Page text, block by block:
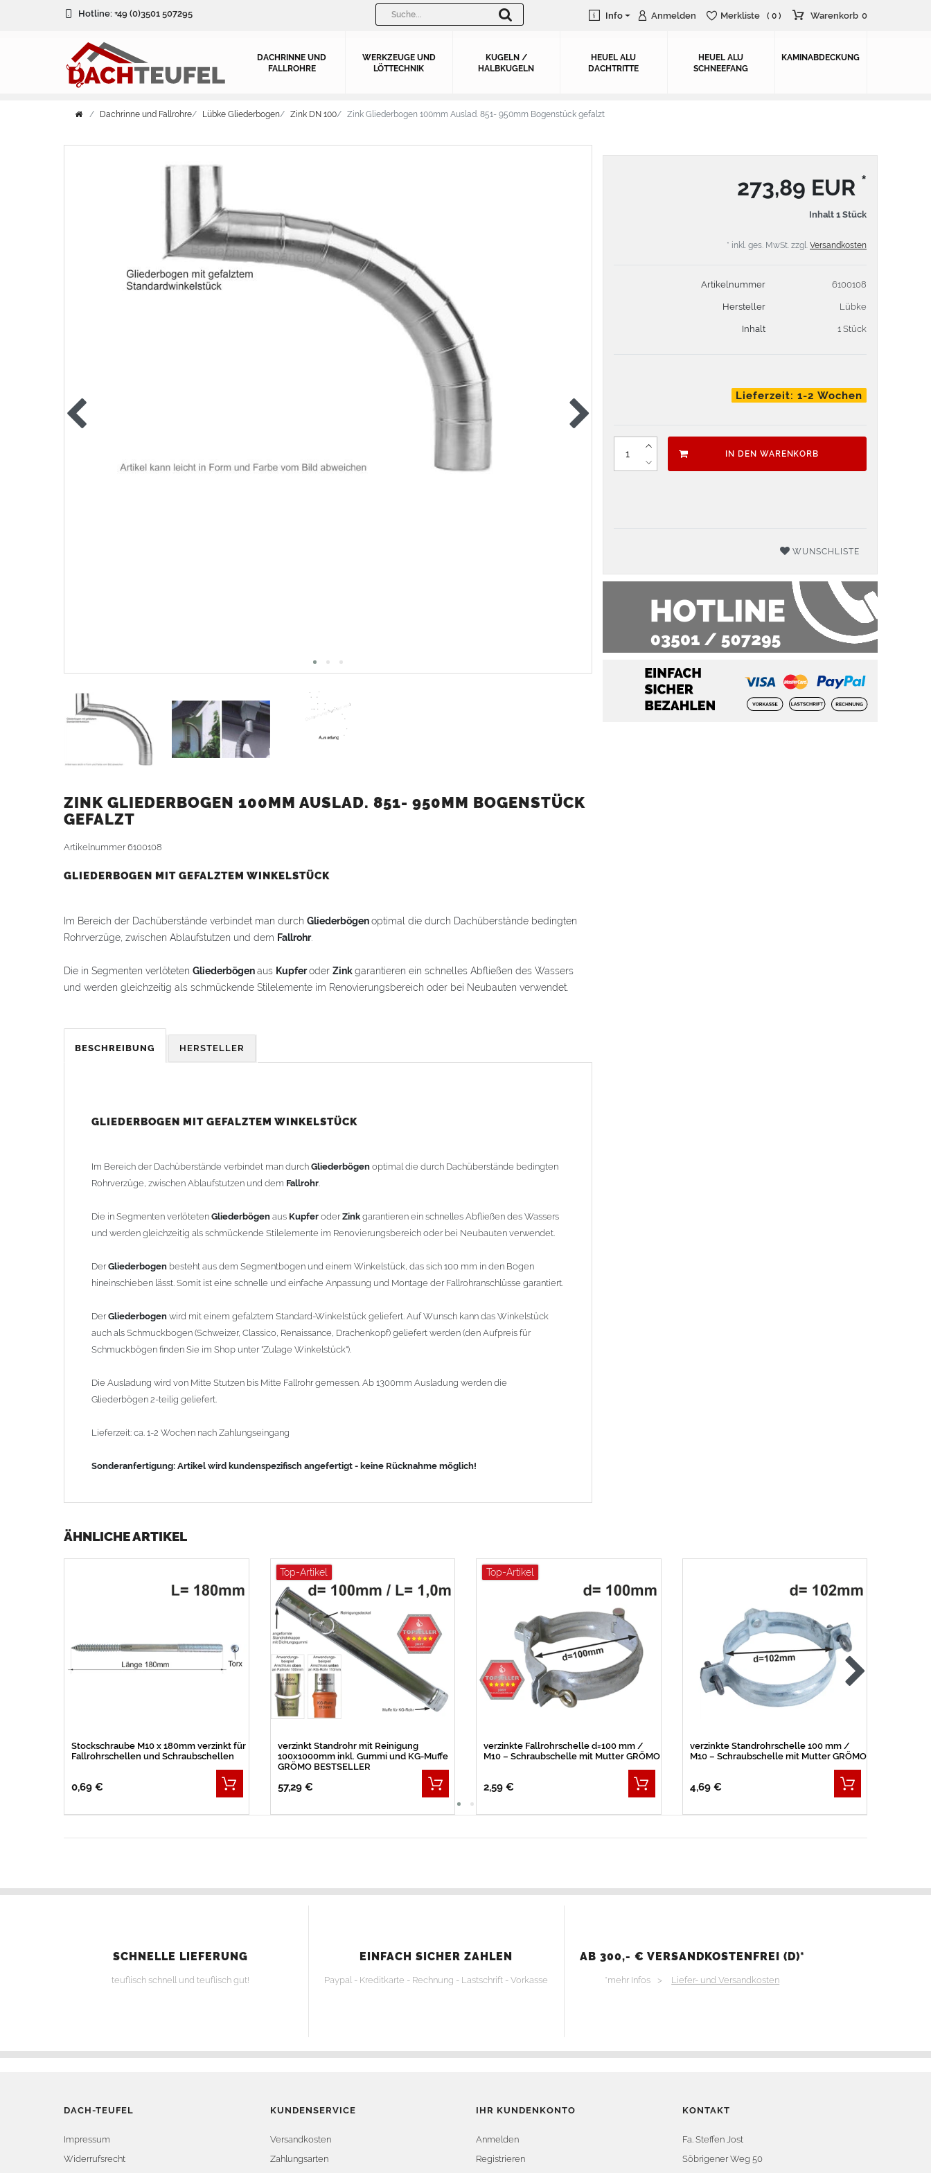
Hotline: +49 (0)3501 507295 Info Anmelden Merkliste ( 0 ) Warenkorb 0
DACHRINNE UND
FALLROHRE
WERKZEUGE UND
LÖTTECHNIK
KUGELN /
HALBKUGELN
HEUEL ALU
DACHTRITTE
HEUEL ALU
SCHNEEFANG
KAMINABDECKUNG
Dachrinne und Fallrohre Lübke Gliederbogen Zink DN 100 Zink Gliederbogen 100mm Auslad. 851- 950mm Bogenstück gefalzt
273,89 EUR *
Inhalt 1 Stück
* inkl. ges. MwSt. zzgl. Versandkosten
Artikelnummer 6100108
Hersteller Lübke
Inhalt 1 Stück
Lieferzeit: 1-2 Wochen
IN DEN WARENKORB
WUNSCHLISTE
ZINK GLIEDERBOGEN 100MM AUSLAD. 851- 950MM BOGENSTÜCK
GEFALZT
Artikelnummer6100108
GLIEDERBOGEN MIT GEFALZTEM WINKELSTÜCK
Im Bereich der Dachüberstände verbindet man durch Gliederbögenoptimal die durch Dachüberstände bedingten
Rohrverzüge, zwischen Ablaufstutzen und dem Fallrohr.
Die in Segmenten verlöteten Gliederbögenaus Kupferoder Zinkgarantieren ein schnelles Abfließen des Wassers
und werden gleichzeitig als schmückende Stilelemente im Renovierungsbereich oder bei Neubauten verwendet.
hineinschieben lässt. Somit ist eine schnelle und einfache Anpassung und Montage der Fallrohranschlüsse garantiert.
Lieferzeit: ca. 1-2 Wochen nach Zahlungseingang
Sonderanfertigung: Artikel wird kundenspezifisch angefertigt - keine Rücknahme möglich!
BESCHREIBUNG HERSTELLER
GLIEDERBOGEN MIT GEFALZTEM WINKELSTÜCK
Im Bereich der Dachüberstände verbindet man durch Gliederbögen optimal die durch Dachüberstände bedingten
Rohrverzüge, zwischen Ablaufstutzen und dem Fallrohr
Die in Segmenten verlöteten Gliederbögen aus Kupfer oderZink garantieren ein schnelles Abfließen des Wassers
und werden gleichzeitig als schmückende Stilelemente im Renovierungsbereich oder bei Neubauten verwendet.
DerGliederbogen besteht aus dem Segmentbogen und einem Winkelstück, das sich 100 mm in den Bogen
hineinschieben lässt. Somit ist eine schnelle und einfache Anpassung und Montage der Fallrohranschlüsse garantiert.
DerGliederbogen wird mit einem gefalztem Standard-Winkelstück geliefert. Auf Wunsch kann das Winkelstück
auch als Schmuckbogen (Schweizer, Classico, Renaissance, Drachenkopf) geliefert werden (den Aufpreis für
Schmuckbögen finden Sie im Shop unter "Zulage Winkelstück").
Die Ausladung wird von Mitte Stutzen bis Mitte Fallrohr gemessen. Ab 1300mm Ausladung werden die
Gliederbögen 2-teilig geliefert.
Lieferzeit: ca. 1-2 Wochen nach Zahlungseingang
Sonderanfertigung: Artikel wird kundenspezifisch angefertigt - keine Rücknahme möglich!
ÄHNLICHE ARTIKEL
Stockschraube M10 x 180mm verzinkt für
Fallrohrschellen und Schraubschellen
0,69 €
Top-Artikel
verzinkt Standrohr mit Reinigung
100x1000mm inkl. Gummi und KG-Muffe
GRÖMO BESTSELLER
57,29 €
Top-Artikel
verzinkte Fallrohrschelle d=100 mm /
M10 – Schraubschelle mit Mutter GRÖMO
2,59 €
verzinkte Standrohrschelle 100 mm /
M10 – Schraubschelle mit Mutter GRÖMO
4,69 €
SCHNELLE LIEFERUNG
teuflisch schnell und teuflisch gut!
EINFACH SICHER ZAHLEN
Paypal - Kreditkarte - Rechnung - Lastschrift - Vorkasse
AB 300,- € VERSANDKOSTENFREI (D)*
*mehr Infos > Liefer- und Versandkosten
DACH-TEUFEL
Impressum
Widerrufsrecht
KUNDENSERVICE
Versandkosten
Zahlungsarten
IHR KUNDENKONTO
Anmelden
Registrieren
KONTAKT
Fa. Steffen Jost
Söbrigener Weg 50